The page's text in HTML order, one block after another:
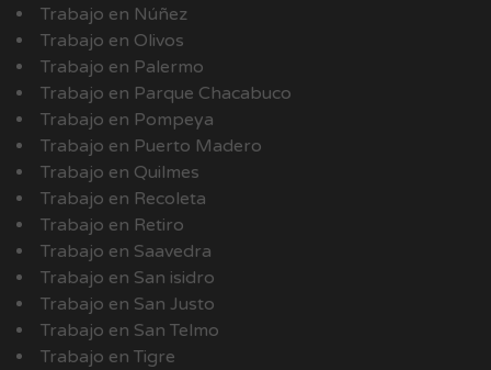
Trabajo en Núñez
Trabajo en Olivos
Trabajo en Palermo
Trabajo en Parque Chacabuco
Trabajo en Pompeya
Trabajo en Puerto Madero
Trabajo en Quilmes
Trabajo en Recoleta
Trabajo en Retiro
Trabajo en Saavedra
Trabajo en San isidro
Trabajo en San Justo
Trabajo en San Telmo
Trabajo en Tigre